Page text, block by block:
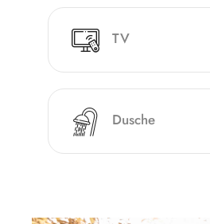
TV
Dusche